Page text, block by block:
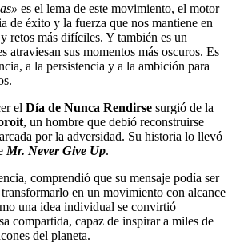
es el lema de este movimiento, el motor
de éxito y la fuerza que nos mantiene en
retos más difíciles. Y también es un
atraviesan sus momentos más oscuros. Es
a la persistencia y a la ambición para
el Día de Nunca Rendirse surgió de la
, un hombre que debió reconstruirse
por la adversidad. Su historia lo llevó
Mr. Never Give Up.
comprendió que su mensaje podía ser
en un movimiento con alcance
una idea individual se convirtió
compartida, capaz de inspirar a miles de
del planeta.